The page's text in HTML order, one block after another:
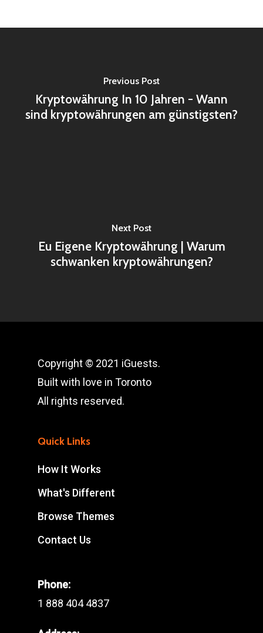
Previous Post
Kryptowährung In 10 Jahren - Wann
sind kryptowährungen am günstigsten?
Next Post
Eu Eigene Kryptowährung | Warum
schwanken kryptowährungen?
Copyright © 2021 iGuests.
Built with love in Toronto
All rights reserved.
Quick Links
How It Works
What's Different
Browse Themes
Contact Us
Phone:
1 888 404 4837